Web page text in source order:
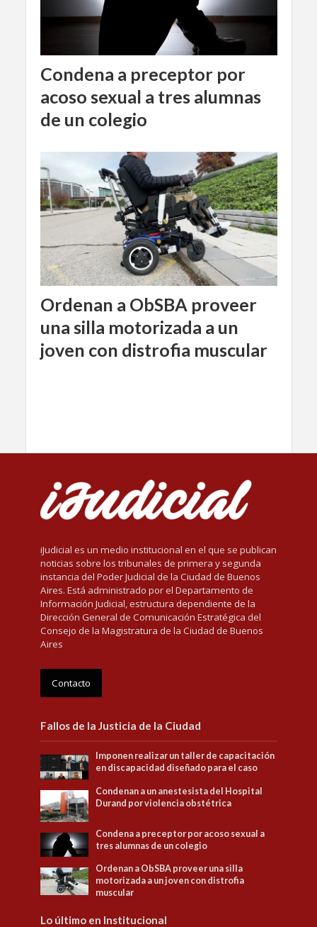
Condena a preceptor por
acoso sexual a tres alumnas
de un colegio
Ordenan a ObSBA proveer
una silla motorizada a un
joven con distrofia muscular
iJudicial es un medio institucional en el que se publican
noticias sobre los tribunales de primera y segunda
instancia del Poder Judicial de la Ciudad de Buenos
Aires. Está administrado por el Departamento de
Información Judicial, estructura dependiente de la
Dirección General de Comunicación Estratégica del
Consejo de la Magistratura de la Ciudad de Buenos
Aires
Contacto
Fallos de la Justicia de la Ciudad
Imponen realizar un taller de capacitación
en discapacidad diseñado para el caso
Condenan a un anestesista del Hospital
Durand por violencia obstétrica
Condena a preceptor por acoso sexual a
tres alumnas de un colegio
Ordenan a ObSBA proveer una silla
motorizada a un joven con distrofia
muscular
Lo último en Institucional